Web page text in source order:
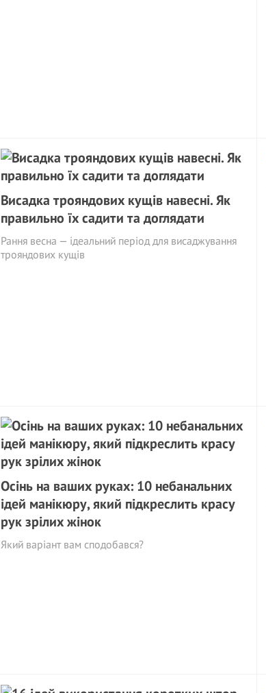
Висадка трояндових кущів навесні. Як
правильно їх садити та доглядати
Рання весна — ідеальний період для висаджування
трояндових кущів
Осінь на ваших руках: 10 небанальних
ідей манікюру, який підкреслить красу
рук зрілих жінок
Який варіант вам сподобався?